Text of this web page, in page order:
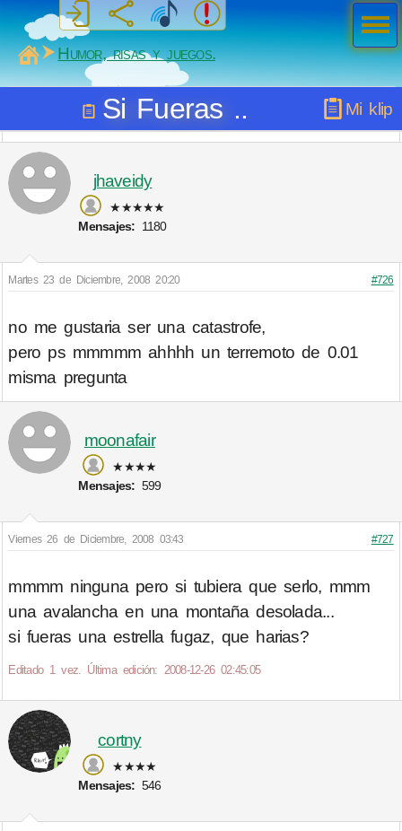
MiSabueso
Humor, risas y juegos.
Mi klip
Si Fueras ..
jhaveidy
★★★★★
Mensajes: 1180
Martes 23 de Diciembre, 2008 20:20 #726
no me gustaria ser una catastrofe,
pero ps mmmmm ahhhh un terremoto de 0.01
misma pregunta
moonafair
★★★★
Mensajes: 599
Viernes 26 de Diciembre, 2008 03:43 #727
mmmm ninguna pero si tubiera que serlo, mmm
una avalancha en una montaña desolada...
si fueras una estrella fugaz, que harias?
Editado 1 vez. Última edición: 2008-12-26 02:45:05
cortny
★★★★
Mensajes: 546
Men
ú